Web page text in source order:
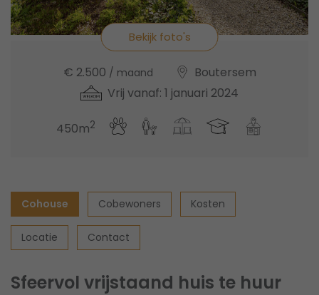
Bekijk foto's
€ 2.500 / maand
Boutersem
Vrij vanaf: 1 januari 2024
450m2
Cohouse Cobewoners Kosten
Locatie Contact
Sfeervol vrijstaand huis te huur